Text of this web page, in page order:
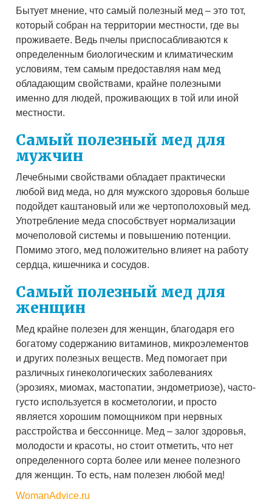
Бытует мнение, что самый полезный мед – это тот,
который собран на территории местности, где вы
проживаете. Ведь пчелы приспосабливаются к
определенным биологическим и климатическим
условиям, тем самым предоставляя нам мед
обладающим свойствами, крайне полезными
именно для людей, проживающих в той или иной
местности.
Самый полезный мед для
мужчин
Лечебными свойствами обладает практически
любой вид меда, но для мужского здоровья больше
подойдет каштановый или же чертополоховый мед.
Употребление меда способствует нормализации
мочеполовой системы и повышению потенции.
Помимо этого, мед положительно влияет на работу
сердца, кишечника и сосудов.
Самый полезный мед для
женщин
Мед крайне полезен для женщин, благодаря его
богатому содержанию витаминов, микроэлементов
и других полезных веществ. Мед помогает при
различных гинекологических заболеваниях
(эрозиях, миомах, мастопатии, эндометриозе), часто-
густо используется в косметологии, и просто
является хорошим помощником при нервных
расстройства и бессоннице. Мед – залог здоровья,
молодости и красоты, но стоит отметить, что нет
определенного сорта более или менее полезного
для женщин. То есть, нам полезен любой мед!
WomanAdvice.ru